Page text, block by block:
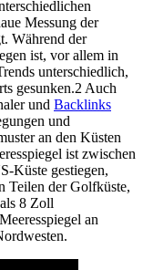
Messung der
Während der
ist, vor allem in
unterschiedlich,
gesunken.2 Auch
und Backlinks
und
an den Küsten
ist zwischen
Küste gestiegen,
Teilen der Golfküste,
8 Zoll
an